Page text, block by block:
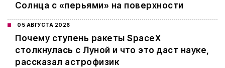
Солнца с «перьями» на поверхности
05 АВГУСТА 2026
Почему ступень ракеты SpaceX
столкнулась с Луной и что это даст науке,
рассказал астрофизик